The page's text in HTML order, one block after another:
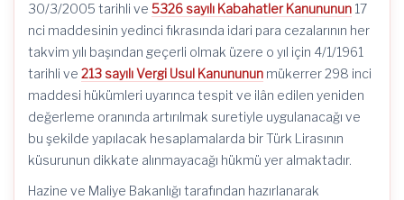
30/3/2005 tarihli ve 5326 sayılı Kabahatler Kanununun 17
nci maddesinin yedinci fıkrasında idari para cezalarının her
takvim yılı başından geçerli olmak üzere o yıl için 4/1/1961
tarihli ve 213 sayılı Vergi Usul Kanununun mükerrer 298 inci
maddesi hükümleri uyarınca tespit ve ilân edilen yeniden
değerleme oranında artırılmak suretiyle uygulanacağı ve
bu şekilde yapılacak hesaplamalarda bir Türk Lirasının
küsurunun dikkate alınmayacağı hükmü yer almaktadır.
Hazine ve Maliye Bakanlığı tarafından hazırlanarak